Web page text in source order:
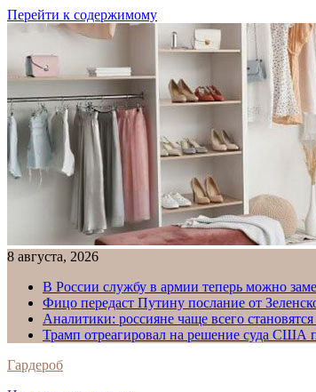
Перейти к содержимому
8 августа, 2026
В России службу в армии теперь можно
Фицо передаст Путину послание от
Аналитики: россияне чаще всего
Трамп отреагировал на решение суда США
Гардероб